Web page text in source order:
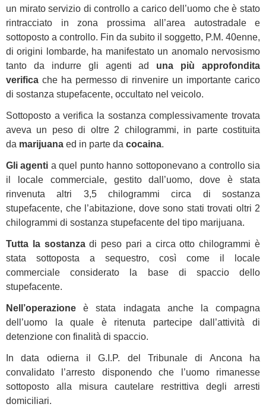
un mirato servizio di controllo a carico dell’uomo che è stato
rintracciato in zona prossima all’area autostradale e
sottoposto a controllo. Fin da subito il soggetto, P.M. 40enne,
di origini lombarde, ha manifestato un anomalo nervosismo
tanto da indurre gli agenti ad una più approfondita
verifica che ha permesso di rinvenire un importante carico
di sostanza stupefacente, occultato nel veicolo.
Sottoposto a verifica la sostanza complessivamente trovata
aveva un peso di oltre 2 chilogrammi, in parte costituita
da marijuana ed in parte da cocaina.
Gli agenti a quel punto hanno sottoponevano a controllo sia
il locale commerciale, gestito dall’uomo, dove è stata
rinvenuta altri 3,5 chilogrammi circa di sostanza
stupefacente, che l’abitazione, dove sono stati trovati oltri 2
chilogrammi di sostanza stupefacente del tipo marijuana.
Tutta la sostanzadi peso pari a circa otto chilogrammi è
stata sottoposta a sequestro, così come il locale
commerciale considerato la base di spaccio dello
stupefacente.
Nell’operazione è stata indagata anche la compagna
dell’uomo la quale è ritenuta partecipe dall’attività di
detenzione con finalità di spaccio.
In data odierna il G.I.P. del Tribunale di Ancona ha
convalidato l’arresto disponendo che l’uomo rimanesse
sottoposto alla misura cautelare restrittiva degli arresti
domiciliari.